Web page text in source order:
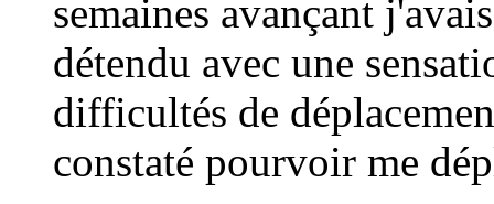
semaines avançant
détendu avec une
difficultés de
constaté pourvoir me